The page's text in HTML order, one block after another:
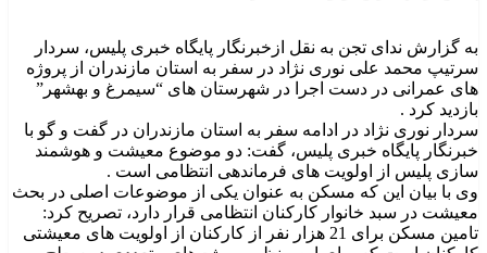
به گزارش ندای تجن به نقل ازخبرنگار پایگاه خبری پلیس، سردار
سرتیپ محمد علی نوری نژاد در سفر به استان مازندران از پروژه
های عمرانی در دست اجرا در شهرستان های “سیمرغ و بهشهر”
بازدید کرد .
سردار نوری نژاد در ادامه سفر به استان مازندران در گفت و گو با
خبرنگار پایگاه خبری پلیس، گفت: دو موضوع معیشت و هوشمند
سازی پلیس از اولویت های فرماندهی انتظامی است .
وی با بیان این که مسکن به عنوان یکی از موضوعات اصلی در بحث
معیشت در سبد خانوار کارکنان انتظامی قرار دارد، تصریح کرد:
تامین مسکن برای 21 هزار نفر از کارکنان از اولویت های معیشتی